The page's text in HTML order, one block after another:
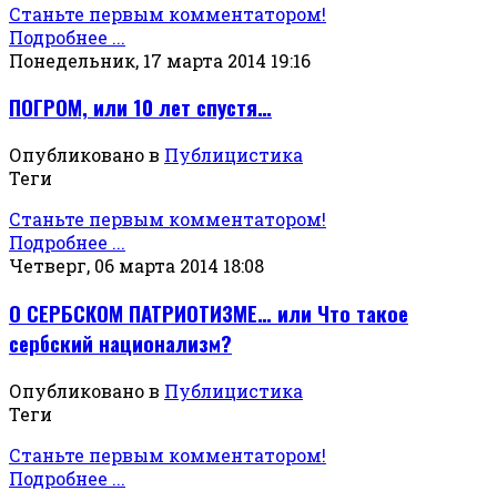
Станьте первым комментатором!
Подробнее ...
Понедельник, 17 марта 2014 19:16
ПОГРОМ, или 10 лет спустя…
Опубликовано в Публицистика
Теги
Станьте первым комментатором!
Подробнее ...
Четверг, 06 марта 2014 18:08
О СЕРБСКОМ ПАТРИОТИЗМЕ… или Что такое
сербский национализм?
Опубликовано в Публицистика
Теги
Станьте первым комментатором!
Подробнее ...